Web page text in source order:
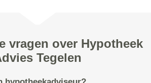
vragen over Hypotheek
Tegelen